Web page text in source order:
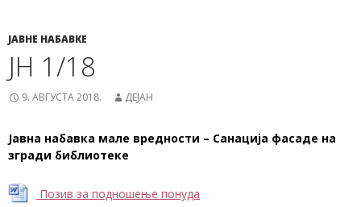
ЈАВНЕ НАБАВКЕ
ЈН 1/18
9. АВГУСТА 2018. ДЕЈАН
Јавна набавка мале вредности – Санација фасаде на
згради библиотеке
Позив за подношење понуда